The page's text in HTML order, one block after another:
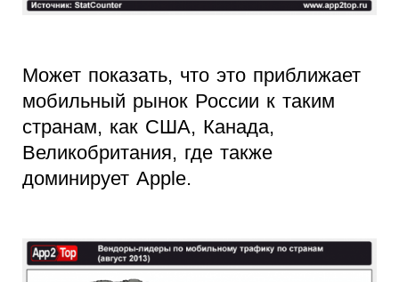
Может показать, что это приближает
мобильный рынок России к таким
странам, как США, Канада,
Великобритания, где также
доминирует Apple.